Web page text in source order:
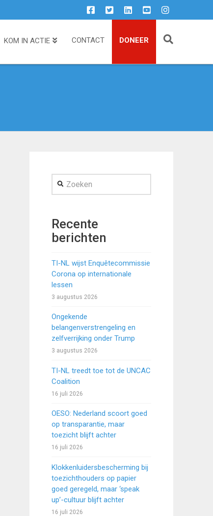
KOM IN ACTIE CONTACT DONEER
Zoeken
Recente
berichten
TI-NL wijst Enquêtecommissie
Corona op internationale
lessen
3 augustus 2026
Ongekende
belangenverstrengeling en
zelfverrijking onder Trump
3 augustus 2026
TI-NL treedt toe tot de UNCAC
Coalition
16 juli 2026
OESO: Nederland scoort goed
op transparantie, maar
toezicht blijft achter
16 juli 2026
Klokkenluidersbescherming bij
toezichthouders op papier
goed geregeld, maar ‘speak
up’-cultuur blijft achter
16 juli 2026